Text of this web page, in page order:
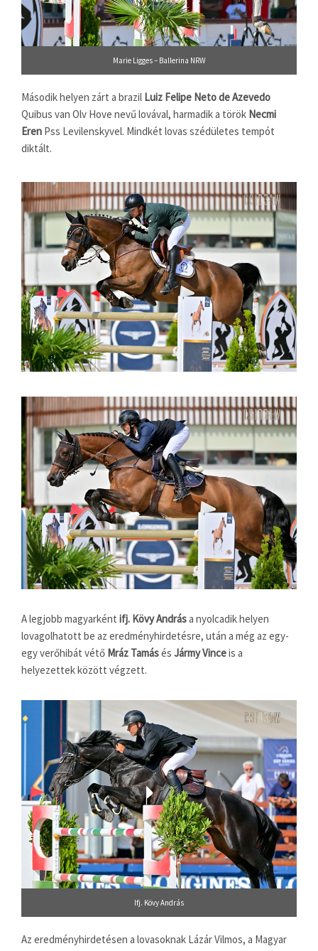
Marie Ligges – Ballerina NRW
Második helyen zárt a brazil Luiz Felipe Neto de Azevedo
Quibus van Olv Hove nevű lovával, harmadik a török Necmi
Eren Pss Levilenskyvel. Mindkét lovas szédületes tempót
diktált.
A legjobb magyarként ifj. Kövy Andrása nyolcadik helyen
lovagolhatott be az eredményhirdetésre, után a még az egy-
egy verőhibát vétő Mráz Tamásés Jármy Vinceis a
helyezettek között végzett.
Ifj. Kövy András
Az eredményhirdetésen a lovasoknak Lázár Vilmos, a Magyar